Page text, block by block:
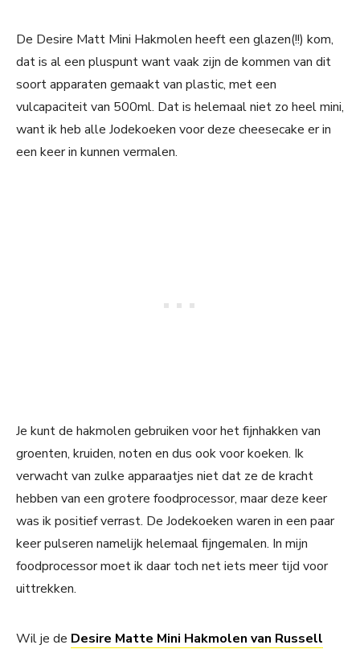
De Desire Matt Mini Hakmolen heeft een glazen(!!) kom,
dat is al een pluspunt want vaak zijn de kommen van dit
soort apparaten gemaakt van plastic, met een
vulcapaciteit van 500ml. Dat is helemaal niet zo heel mini,
want ik heb alle Jodekoeken voor deze cheesecake er in
een keer in kunnen vermalen.
Je kunt de hakmolen gebruiken voor het fijnhakken van
groenten, kruiden, noten en dus ook voor koeken. Ik
verwacht van zulke apparaatjes niet dat ze de kracht
hebben van een grotere foodprocessor, maar deze keer
was ik positief verrast. De Jodekoeken waren in een paar
keer pulseren namelijk helemaal fijngemalen. In mijn
foodprocessor moet ik daar toch net iets meer tijd voor
uittrekken.
Wil je de Desire Matte Mini Hakmolen van Russell